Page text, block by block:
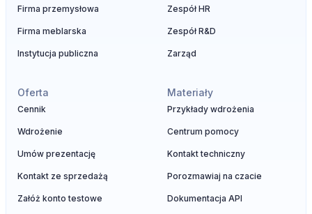
Firma przemysłowa
Firma meblarska
Instytucja publiczna
Zespół HR
Zespół R&D
Zarząd
Oferta
Cennik
Wdrożenie
Umów prezentację
Kontakt ze sprzedażą
Załóż konto testowe
Materiały
Przykłady wdrożenia
Centrum pomocy
Kontakt techniczny
Porozmawiaj na czacie
Dokumentacja API